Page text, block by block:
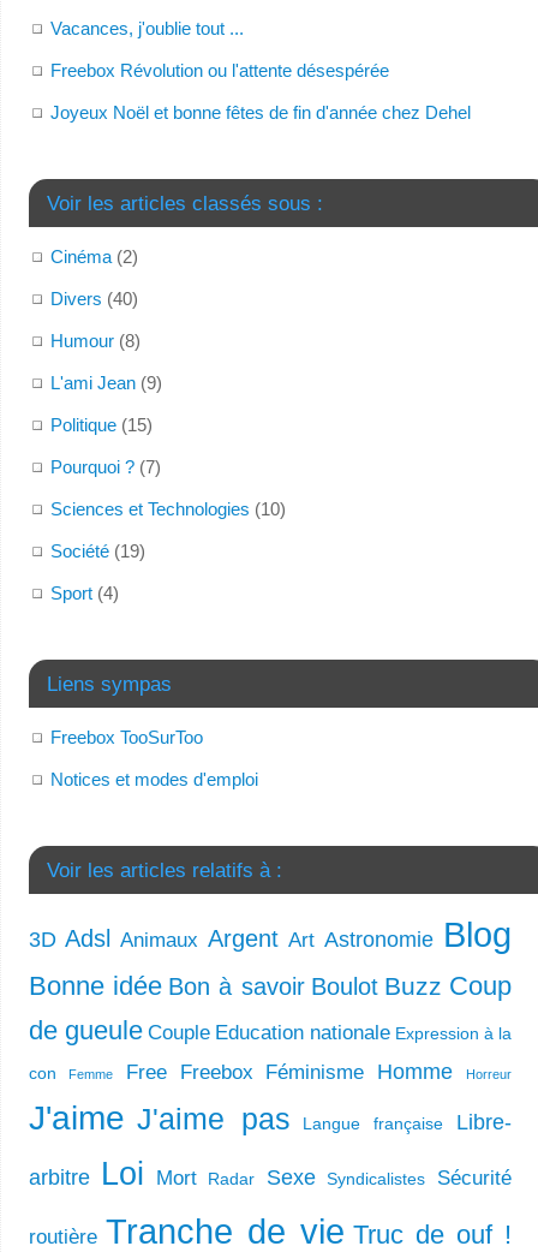
Vacances, j'oublie tout ...
Freebox Révolution ou l'attente désespérée
Joyeux Noël et bonne fêtes de fin d'année chez Dehel
Voir les articles classés sous :
Cinéma(2)
Divers (40)
Humour(8)
L'ami Jean(9)
Politique(15)
Pourquoi ?(7)
Sciences et Technologies (10)
Société(19)
Sport(4)
Liens sympas
Freebox TooSurToo
Notices et modes d'emploi
Voir les articles relatifs à :
3D Adsl Animaux Argent Art Astronomie Blog
Bonne idée Bon à savoir Boulot Buzz Coup
de gueule Couple Education nationale Expression à la
con Femme Free Freebox Féminisme Homme Horreur
J'aime J'aime pas Langue française Libre-
arbitre Loi Mort Radar Sexe Syndicalistes Sécurité
routière Tranche de vie Truc de ouf !